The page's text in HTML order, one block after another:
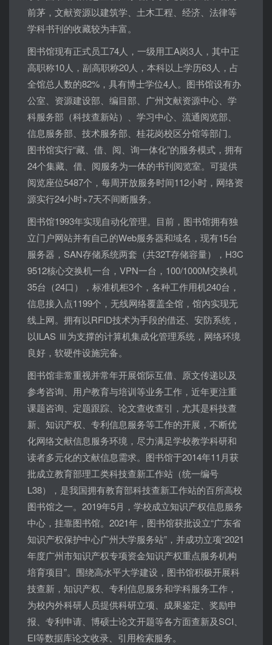
前茅，文献资源以建筑学、土木工程、经济、法律等
学科书刊的收藏较为丰富。
图书馆现有正式员工74人，一级用工A岗3人，其中正
高职称10人，副高职称20人，本科以上学历63人，占
全馆总人数的82%，具有博士学位4人。图书馆设有办
公室、资源建设部、编目部、广州文献资源中心、学
科服务部（科技查新站）、学习中心、流通阅览部、
信息服务部、技术服务部、桂花岗校区分馆等部门。
图书馆实行“藏、借、阅、询一体化”的服务模式，拥有
24个集藏、借、阅服务为一体的书刊阅览室。可提供
阅览座位5487个，每周开放服务时间112小时，网络资
源实行24小时×7天不间断服务。
图书馆1993年实现自动化管理。目前，图书馆拥有独
立门户网站并有自己的Web服务器和域名，现有15台
服务器，SAN存储系统两套（共32T存储容量），H3C
9512核心交换机一台，VPN一台，100/1000M交换机
35台（24口），标准机柜3个，各种工作用机240台，
信息接入点1199个，无线网络覆盖全馆，馆内实现无
线上网。拥有以RFID技术为手段的借还、安防系统，
以ILAS Ⅲ为支撑的计算机集成化管理系统，网络环境
良好，软硬件设施完备。
图书馆非常重视并常年开展馆际互借、原文传递以及
参考咨询、用户教育与培训等业务工作，近年更注重
课题咨询、定题跟踪、论文查收查引，尤其是科技查
新、知识产权、专利信息服务等工作的开展，不断优
化网络文献信息服务环境，尽力满足学校教学科研和
读者多元化的文献信息需求。图书馆于2014年11月获
批成立教育部理工类科技查新工作站（统一编号
L38），是我国拥有教育部科技查新工作站的百所高校
图书馆之一。2019年5月，学校成立知识产权信息服务
中心，挂靠图书馆。2021年，图书馆获批设立“广东省
知识产权保护中心广州大学服务站”，并成功立项“2021
年度广州市知识产权专项资金知识产权重点服务机构
培育项目”。围绕高水平大学建设，图书馆积极开展科
技查新，知识产权、专利信息服务和学科服务工作，
为校内外科研人员提供科研立项、成果鉴定、奖励申
报、专利申请、博硕士论文开题等各方面查新及SCI、
EI等数据库论文收录、引用检索服务。